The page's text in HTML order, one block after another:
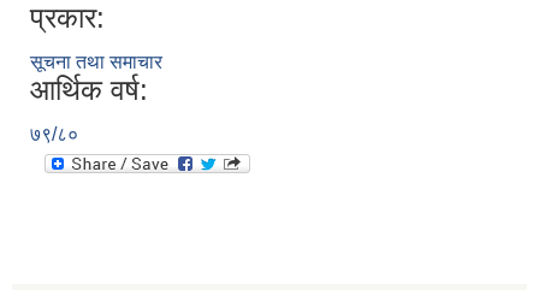
प्रकार:
सूचना तथा समाचार
आर्थिक वर्ष:
७९/८०